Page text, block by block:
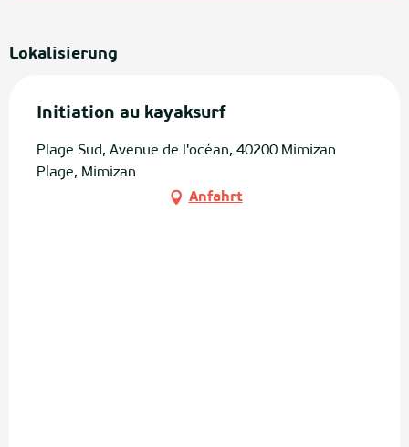
Lokalisierung
Initiation au kayaksurf
Plage Sud, Avenue de l'océan, 40200 Mimizan
Plage, Mimizan
Anfahrt